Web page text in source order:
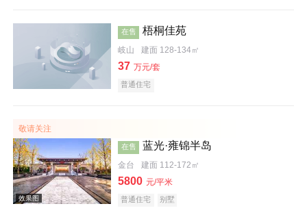
在售 梧桐佳苑
岐山 建面 128-134㎡
37 万元/套
普通住宅
敬请关注
在售 蓝光·雍锦半岛
金台 建面 112-172㎡
5800 元/平米
普通住宅 别墅